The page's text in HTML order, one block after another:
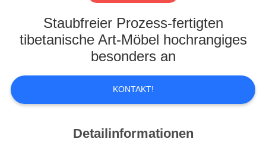
ÜBER
WERKSBESICHTIGUNG
QUALITÄTSKONTROLLE
Staubfreier Prozess-fertigten
tibetanische Art-Möbel hochrangiges
besonders an
KONTAKT!
Detailinformationen